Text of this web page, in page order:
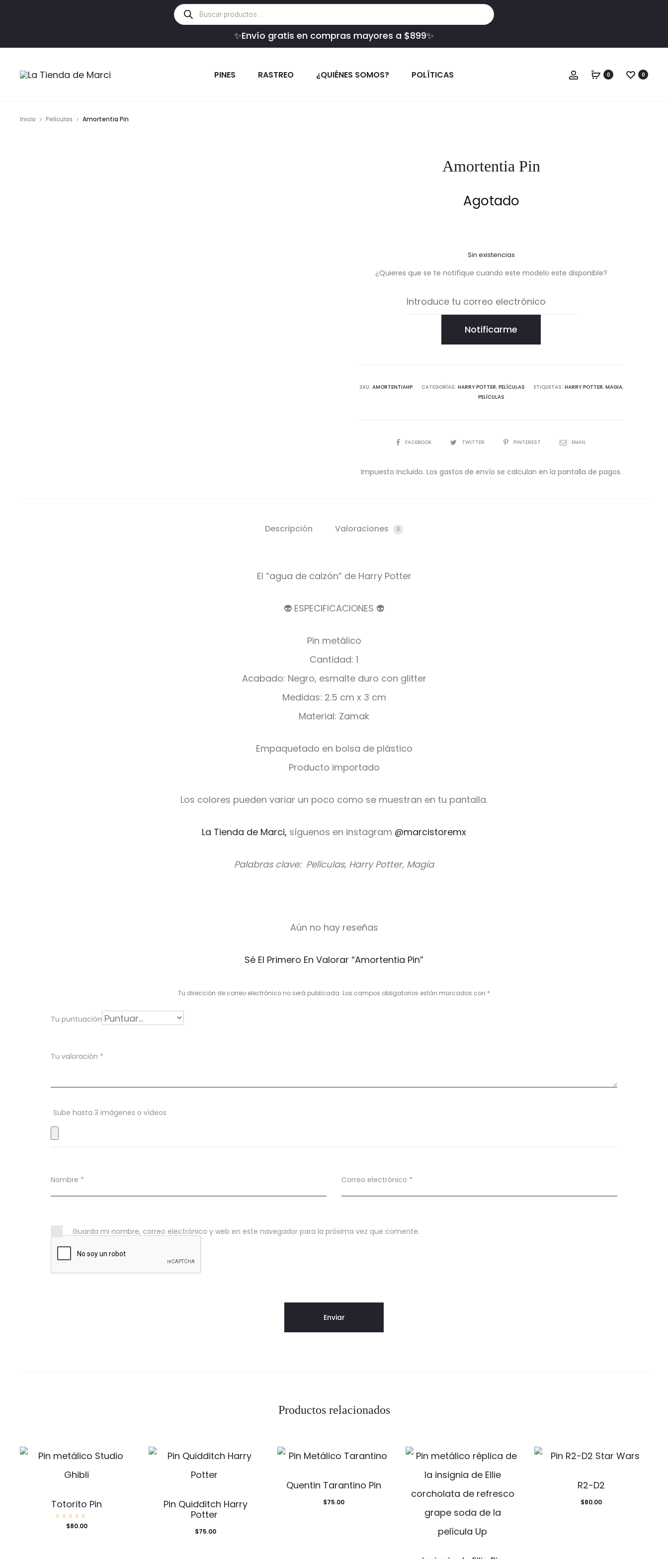
Búsqueda
de
productos
✨Envío gratis en compras mayores a $899✨
PINES RASTREO ¿QUIÉNES SOMOS? POLÍTICAS Cuenta
0 0
Inicio Películas Amortentia Pin
Amortentia Pin
Agotado
Sin existencias
¿Quieres que se te notifique cuando este modelo este disponible?
Notificarme
SKU: AMORTENTIAHP CATEGORÍAS: HARRY POTTER, PELÍCULAS ETIQUETAS: HARRY POTTER, MAGIA,
PELÍCULAS
COMPARTIR
FACEBOOK TWITTER PINTEREST EMAIL
Impuesto incluido. Los gastos de envío se calculan en la pantalla de pagos.
Descripción Valoraciones 0
El “agua de calzón” de Harry Potter
👽 ESPECIFICACIONES 👽
Pin metálico
Cantidad: 1
Acabado: Negro, esmalte duro con glitter
Medidas: 2.5 cm x 3 cm
Material: Zamak
Empaquetado en bolsa de plástico
Producto importado
Los colores pueden variar un poco como se muestran en tu pantalla.
La Tienda de Marci, síguenos en instagram @marcistoremx
Palabras clave: Películas, Harry Potter, Magia
r
c
n
e
Aún no hay reseñas
Sé El Primero En Valorar “Amortentia Pin”
Tu dirección de correo electrónico no será publicada. Los campos obligatorios están marcados con *
Tu puntuación
Tu valoración *
Sube hasta 3 imágenes o vídeos
Nombre * Correo electrónico *
Guarda mi nombre, correo electrónico y web en este navegador para la próxima vez que comente.
Productos relacionados
Totorito Pin
Valorad
o con
$80.00
Pin Quidditch Harry
Potter
$75.00
Quentin Tarantino Pin
$75.00
R2-D2
$80.00